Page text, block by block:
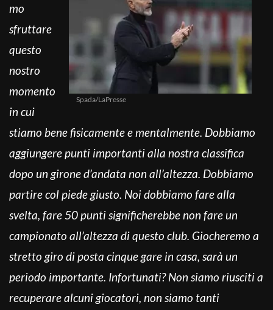
Spada/LaPresse
mo
sfruttare
questo
nostro
momento
in cui
stiamo bene fisicamente e mentalmente. Dobbiamo
aggiungere punti importanti alla nostra classifica
dopo un girone d’andata non all’altezza. Dobbiamo
partire col piede giusto. Noi dobbiamo fare alla
svelta, fare 50 punti significherebbe non fare un
campionato all’altezza di questo club. Giocheremo a
stretto giro di posta cinque gare in casa, sarà un
periodo importante. Infortunati? Non siamo riusciti a
recuperare alcuni giocatori, non siamo tanti